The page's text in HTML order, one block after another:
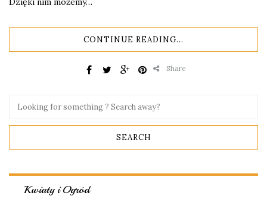
CONTINUE READING...
Share
Kwiaty i Ogród